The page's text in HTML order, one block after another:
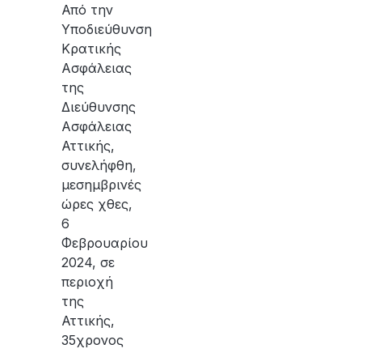
Από την
Υποδιεύθυνση
Κρατικής
Ασφάλειας
της
Διεύθυνσης
Ασφάλειας
Αττικής,
συνελήφθη,
μεσημβρινές
ώρες χθες,
6
Φεβρουαρίου
2024, σε
περιοχή
της
Αττικής,
35χρονος